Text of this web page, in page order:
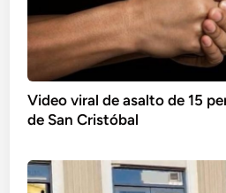
Video viral de asalto de 15
de San Cristóbal